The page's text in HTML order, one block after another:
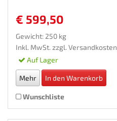
€ 599,50
Gewicht: 250 kg
Inkl. MwSt. zzgl. Versandkosten
Auf Lager
Mehr In den Warenkorb
Wunschliste